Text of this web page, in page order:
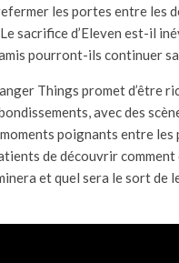
les portes entre les
sacrifice d’Eleven est-il
pourront-ils continuer
Things promet d’être
avec des
poignants entre les
de découvrir
et quel sera le sort de